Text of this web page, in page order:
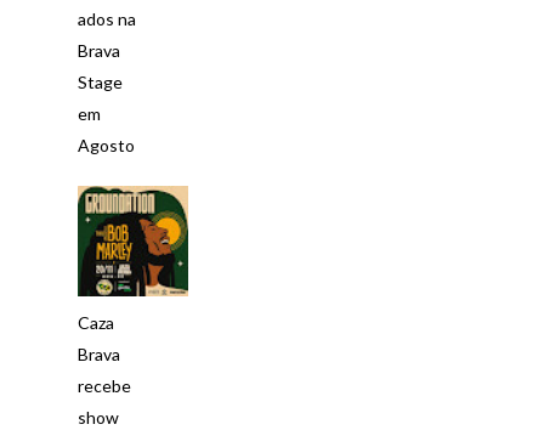
ados na
Brava
Stage
em
Agosto
Caza
Brava
recebe
show